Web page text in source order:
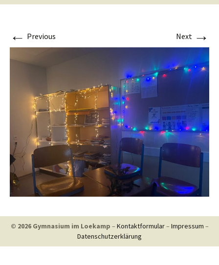
← Previous Next →
© 2026 Gymnasium im Loekamp – Kontaktformular– Impressum –
Datenschutzerklärung